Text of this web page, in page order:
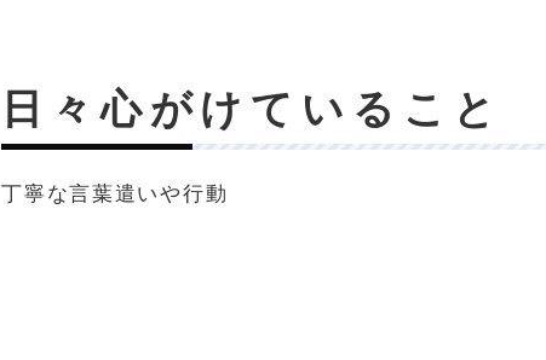
日々心がけていること
丁寧な言葉遣いや行動